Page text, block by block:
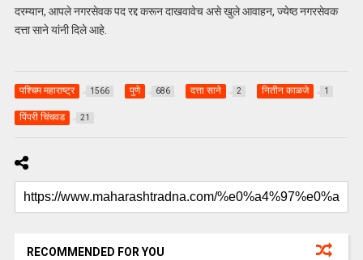
दरम्यान, आपले नगरसेवक पद रद्द करून दाखवावेच असे खुले आवाहन, ज्येष्ठ नगरसेवक
दत्ता साने यांनी दिले आहे.
पश्चिम महाराष्ट्र 1566 पुणे 686 दत्ता साने 2 नितीन काळजे 1
पिंपरी चिंचवड 21
RECOMMENDED FOR YOU